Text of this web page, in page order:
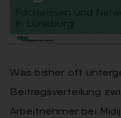
Was bisher oft
Beitragsverteilung
Arbeitnehmer bei